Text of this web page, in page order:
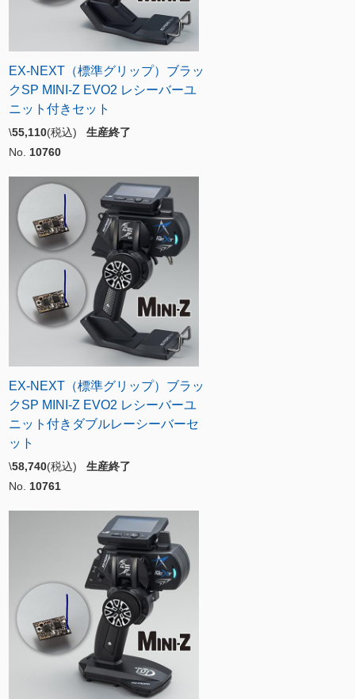
EX-NEXT（標準グリップ）ブラッ
クSP MINI-Z EVO2 レシーバーユ
ニット付きセット
\55,110(税込) 生産終了
No. 10760
EX-NEXT（標準グリップ）ブラッ
クSP MINI-Z EVO2 レシーバーユ
ニット付きダブルレーシーバーセ
ット
\58,740(税込) 生産終了
No. 10761